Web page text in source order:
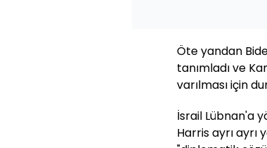
Öte yandan
tanımladı ve
varılması için
İsrail Lübnan'a
Harris ayrı ayrı